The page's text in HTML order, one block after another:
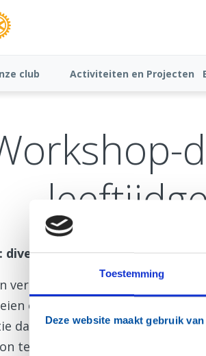
Toestemming
Deze website maakt gebruik
club Activiteiten en Projecten
diversiteit in leeftijd/generaties
verschillende leeftijden zijn in
op met een iPad, jongeren
daarvoor heeft de pc ontdekt.
te hebben?